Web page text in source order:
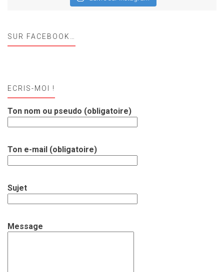
SUR FACEBOOK…
ECRIS-MOI !
Ton nom ou pseudo (obligatoire)
Ton e-mail (obligatoire)
Sujet
Message